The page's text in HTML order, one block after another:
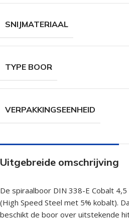
SNIJMATERIAAL
TYPE BOOR
VERPAKKINGSEENHEID
Uitgebreide omschrijving
De spiraalboor DIN 338-E Cobalt 4,5
(High Speed Steel met 5% kobalt).
beschikt de boor over uitstekende